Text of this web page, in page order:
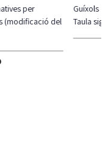
Guíxols
Taula
per
(modificació del